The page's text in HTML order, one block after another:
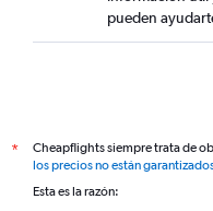
pueden
*
Cheapflights siempre trata de
los precios no están
Esta es la razón: